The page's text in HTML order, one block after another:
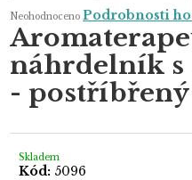
Průměrné
produktu
je
0,0
z
hvězdiček.
Neohodnoceno Podrobnosti
náhrdelník
- postříbřený
Skladem
Kód: 5096